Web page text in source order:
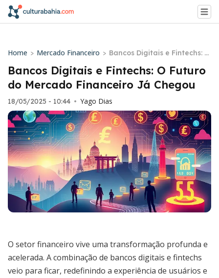
Home > Mercado Financeiro > Bancos Digitais e Fintechs: O
Futuro do Mercado Financeir
o Já Chegou
Bancos Digitais e Fintechs: O Futuro
do Mercado Financeiro Já Chegou
18/05/2025 - 10:44 • Yago Dias
O setor financeiro vive uma transformação profunda e
acelerada. A combinação de bancos digitais e fintechs
veio para ficar, redefinindo a experiência de usuários e